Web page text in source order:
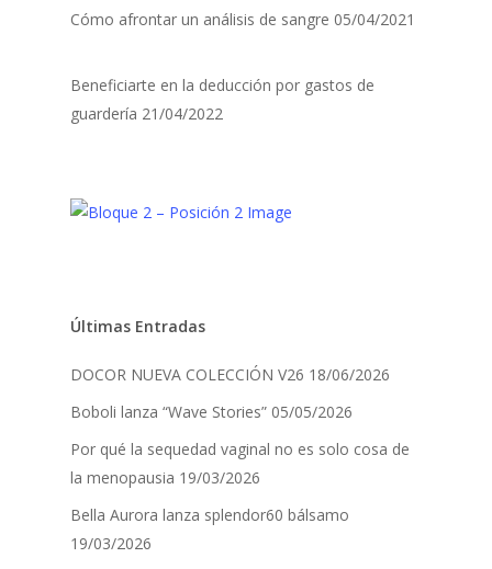
Cómo afrontar un análisis de sangre 05/04/2021
Beneficiarte en la deducción por gastos de
guardería 21/04/2022
Últimas Entradas
DOCOR NUEVA COLECCIÓN V26 18/06/2026
Boboli lanza “Wave Stories” 05/05/2026
Por qué la sequedad vaginal no es solo cosa de
la menopausia 19/03/2026
Bella Aurora lanza splendor60 bálsamo
19/03/2026